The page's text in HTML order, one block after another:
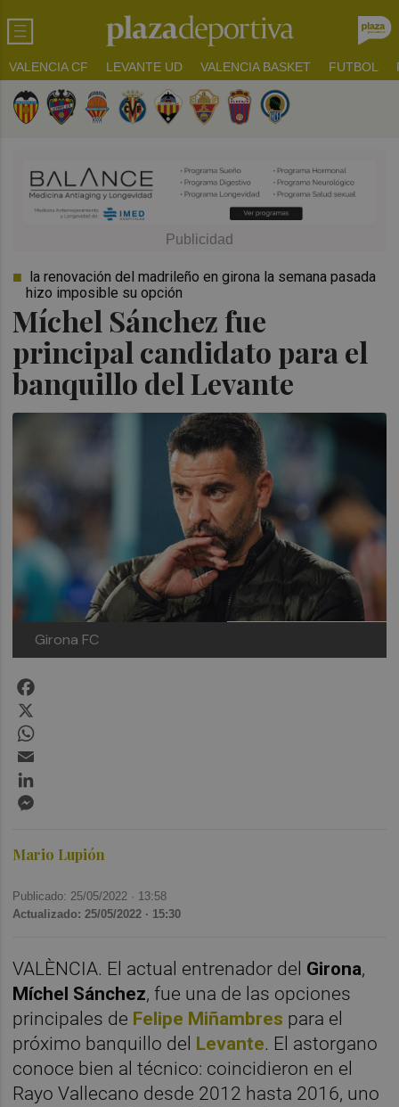
VALENCIA CF LEVANTE UD VALENCIA BASKET FUTBOL
Míchel Sánchez fue
principal candidato para el
banquillo del Levante
la renovación del madrileño en girona la semana pasada
hizo imposible su opción
Girona FC
Mario Lupión
Publicado: 25/05/2022 · 13:58
Actualizado: 25/05/2022 · 15:30
VALÈNCIA. El actual entrenador del Girona,
Míchel Sánchez, fue una de las opciones
principales de Felipe Miñambres para el
próximo banquillo del
Levante. El astorgano
conoce bien al técnico: coincidieron en el
Rayo Vallecano desde 2012 hasta 2016, uno